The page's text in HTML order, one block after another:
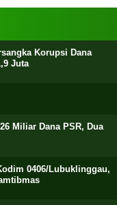
Korupsi Dana
Juta
Miliar Dana PSR, Dua
0406/Lubuklinggau,